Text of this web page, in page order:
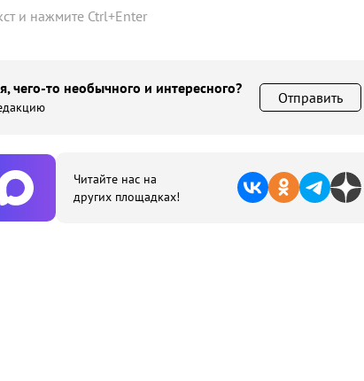
и нажмите Ctrl+Enter
чего-то необычного и интересного?
Отправить
Читайте нас на
других площадках!